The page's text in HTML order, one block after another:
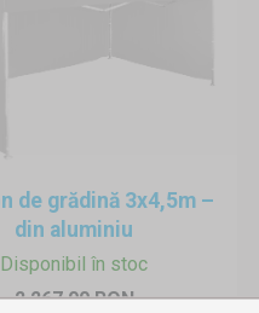
de grădină 3x4,5m –
din aluminiu
Disponibil în stoc
2.267,00 RON